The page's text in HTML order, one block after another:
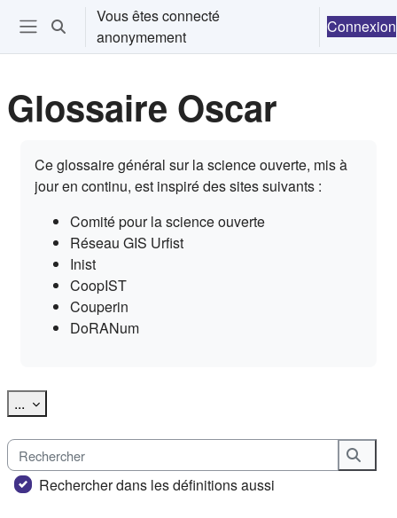
Passer au contenu principal
Ouvrir le menu de navigation
Activer/désactiver la saisie de recherche
Vous êtes connecté
anonymement
Connexion
Glossaire Oscar
Ce glossaire général sur la science ouverte, mis à
jour en continu, est inspiré des sites suivants :
Comité pour la science ouverte
Réseau GIS Urfist
Inist
CoopIST
Couperin
DoRANum
... Exporter des articles
Rechercher
Rechercher dans les définitions aussi